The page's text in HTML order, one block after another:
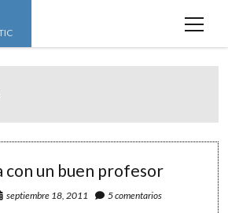
open
con un buen profesor
septiembre 18, 2011 5 comentarios